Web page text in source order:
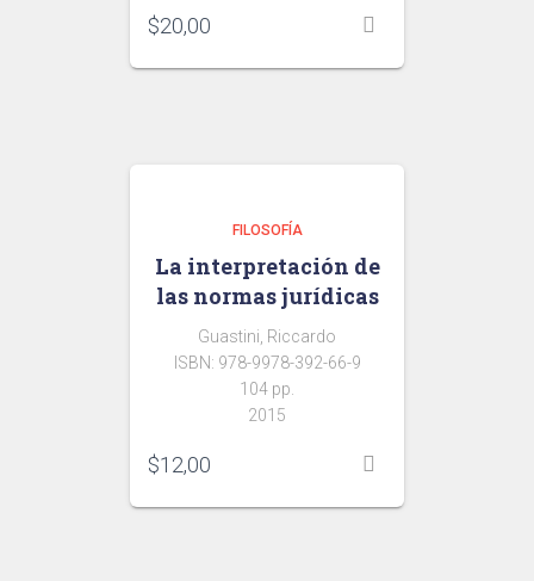
$20,00
FILOSOFÍA
La interpretación de
las normas jurídicas
Guastini, Riccardo
ISBN: 978-9978-392-66-9
104 pp.
2015
$12,00